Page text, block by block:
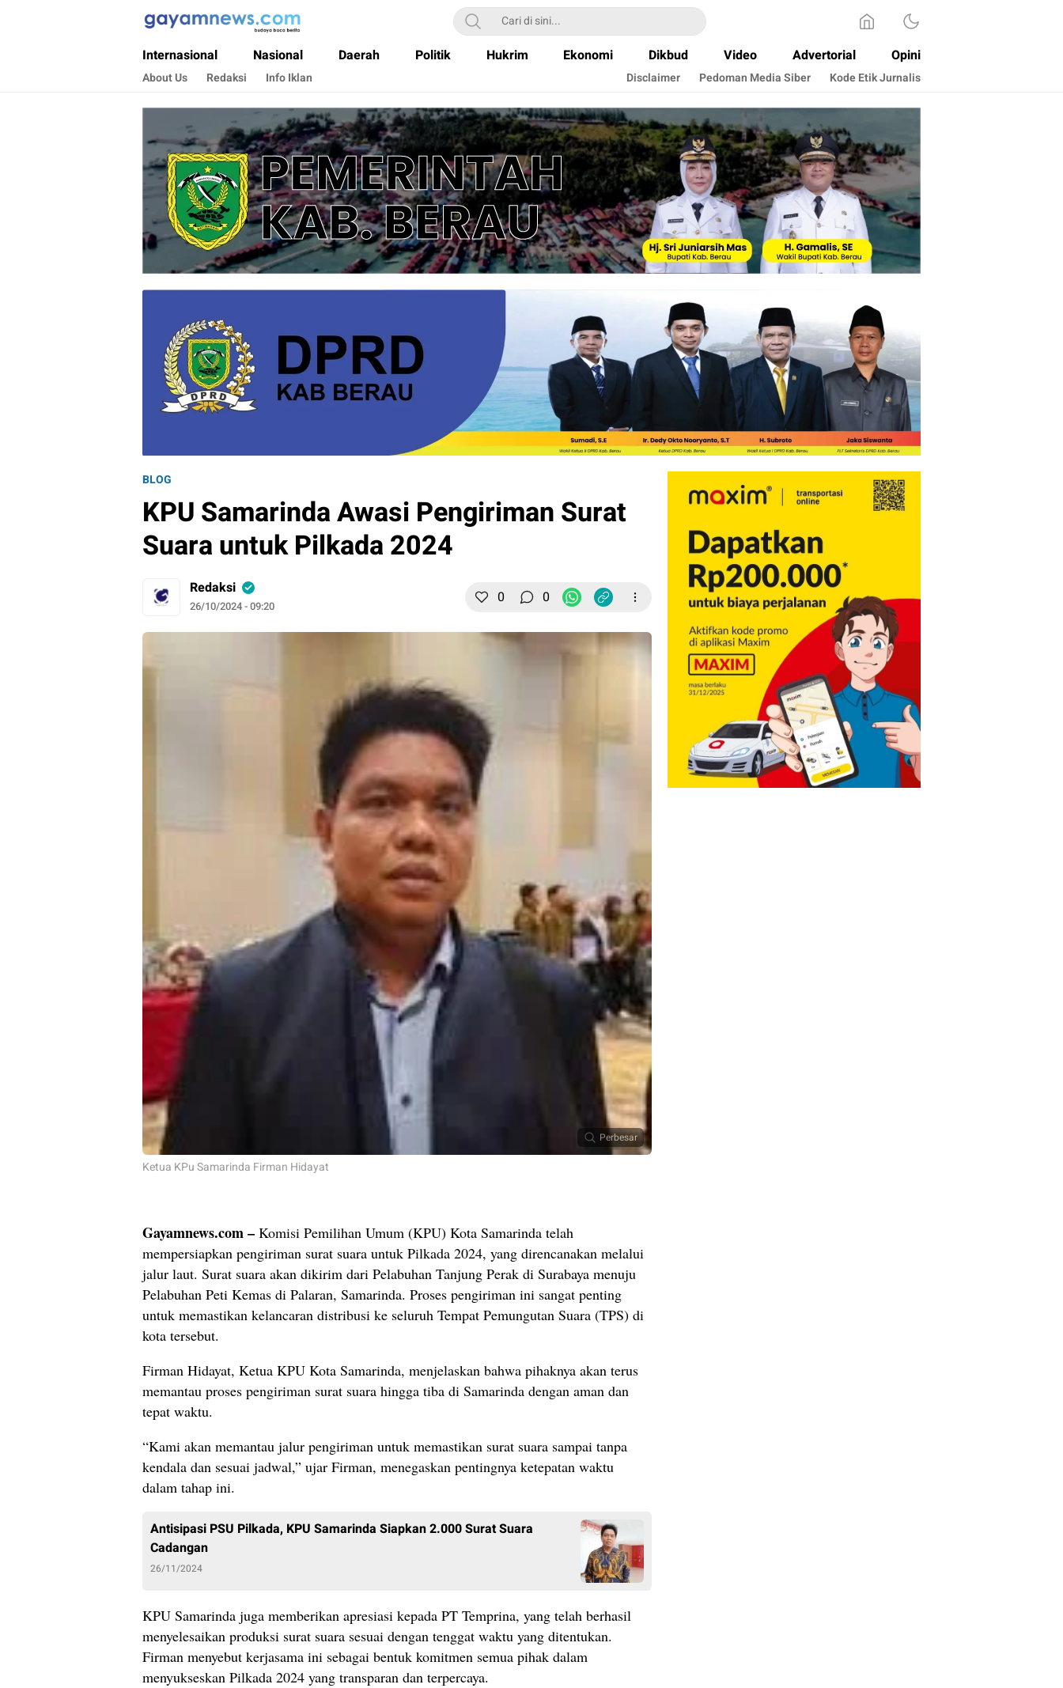
Gayamnews.com
Budaya Baca Berita
Internasional Nasional Daerah Politik Hukrim Ekonomi Dikbud Video Advertorial Opini
About Us Redaksi Info Iklan Disclaimer Pedoman Media Siber Kode Etik Jurnalis
BLOG
KPU Samarinda Awasi Pengiriman Surat
Suara untuk Pilkada 2024
Redaksi
26/10/2024 - 09:20 0 0
Perbesar
Ketua KPu Samarinda Firman Hidayat
Gayamnews.com – Komisi Pemilihan Umum (KPU) Kota Samarinda telah
mempersiapkan pengiriman surat suara untuk Pilkada 2024, yang direncanakan melalui
jalur laut. Surat suara akan dikirim dari Pelabuhan Tanjung Perak di Surabaya menuju
Pelabuhan Peti Kemas di Palaran, Samarinda. Proses pengiriman ini sangat penting
untuk memastikan kelancaran distribusi ke seluruh Tempat Pemungutan Suara (TPS) di
kota tersebut.
Firman Hidayat, Ketua KPU Kota Samarinda, menjelaskan bahwa pihaknya akan terus
memantau proses pengiriman surat suara hingga tiba di Samarinda dengan aman dan
tepat waktu.
“Kami akan memantau jalur pengiriman untuk memastikan surat suara sampai tanpa
kendala dan sesuai jadwal,” ujar Firman, menegaskan pentingnya ketepatan waktu
dalam tahap ini.
Antisipasi PSU Pilkada, KPU Samarinda Siapkan 2.000 Surat Suara
Cadangan
26/11/2024
KPU Samarinda juga memberikan apresiasi kepada PT Temprina, yang telah berhasil
menyelesaikan produksi surat suara sesuai dengan tenggat waktu yang ditentukan.
Firman menyebut kerjasama ini sebagai bentuk komitmen semua pihak dalam
menyukseskan Pilkada 2024 yang transparan dan terpercaya.